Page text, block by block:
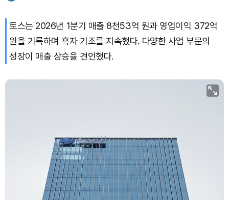
Dogecoin (DOGE) ₩99.24(-0.10%)
Bitcoin (BTC)
토스는 2026년 1분기 매출 8천53억 원과 영업이익 372억
원을 기록하며 흑자 기조를 지속했다. 다양한 사업 부문의
성장이 매출 상승을 견인했다.